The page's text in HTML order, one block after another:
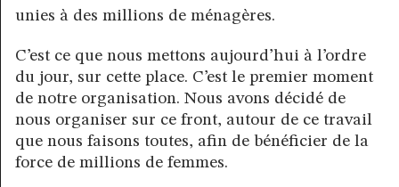
unies à des millions de ménagères.
C’est ce que nous mettons aujourd’hui à l’ordre
du jour, sur cette place. C’est le premier moment
de notre organisation. Nous avons décidé de
nous organiser sur ce front, autour de ce travail
que nous faisons toutes, afin de bénéficier de la
force de millions de femmes.